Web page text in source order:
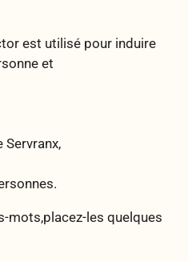
est utilisé pour induire
et
Servranx,
mots,placez-les quelques